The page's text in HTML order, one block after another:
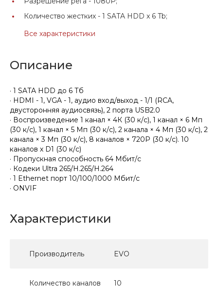
Количество жестких - 1 SATA HDD x 6 Tb;
Все характеристики
Описание
· 1 SATA HDD до 6 Тб
· HDMI - 1, VGA - 1, аудио вход/выход - 1/1 (RCA,
двусторонняя аудиосвязь), 2 порта USB2.0
· Воспроизведение 1 канал × 4К (30 к/с), 1 канал × 6 Мп
(30 к/с), 1 канал × 5 Мп (30 к/с), 2 канала × 4 Мп (30 к/с), 2
канала × 3 Мп (30 к/с), 8 каналов × 720P (30 к/с). 10
каналов х D1 (30 к/c)
· Пропускная способность 64 Мбит/с
· Кодеки Ultra 265/H.265/H.264
· 1 Ethernet порт 10/100/1000 Мбит/с
· ONVIF
Характеристики
Производитель EVO
Количество каналов 10